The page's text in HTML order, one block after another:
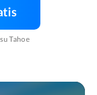
Tahoe